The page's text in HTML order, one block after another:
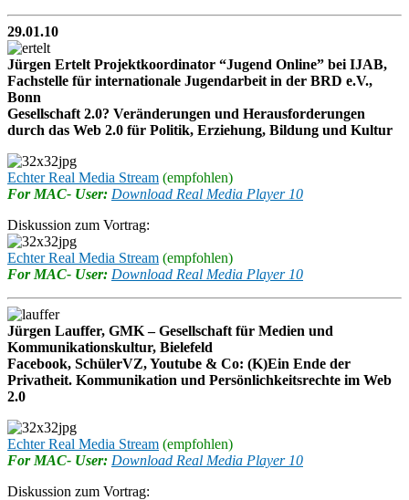
29.01.10
Jürgen Ertelt Projektkoordinator “Jugend Online” bei IJAB,
Fachstelle für internationale Jugendarbeit in der BRD e.V.,
Bonn
Gesellschaft 2.0? Veränderungen und Herausforderungen
durch das Web 2.0 für Politik, Erziehung, Bildung und Kultur
Echter Real Media Stream (empfohlen)
For MAC- User: Download Real Media Player 10
Diskussion zum Vortrag:
Echter Real Media Stream (empfohlen)
For MAC- User: Download Real Media Player 10
Jürgen Lauffer, GMK – Gesellschaft für Medien und
Kommunikationskultur, Bielefeld
Facebook, SchülerVZ, Youtube & Co: (K)Ein Ende der
Privatheit. Kommunikation und Persönlichkeitsrechte im Web
2.0
Echter Real Media Stream (empfohlen)
For MAC- User: Download Real Media Player 10
Diskussion zum Vortrag: